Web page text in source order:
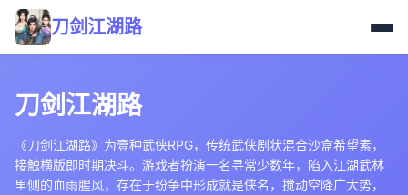
刀剑江湖路
刀剑江湖路
《刀剑江湖路》为壹种武侠RPG，传统武侠剧状混合沙盒希望素，
接触横版即时期决斗。游戏者扮演一名寻常少数年，陷入江湖武林
里侧的血雨腥风，存在于纷争中形成就是侠名，搅动空降广大势，